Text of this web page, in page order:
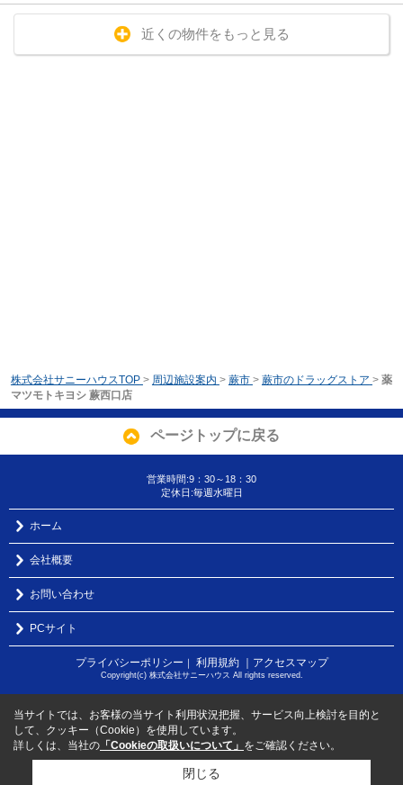
近くの物件をもっと見る
株式会社サニーハウスTOP > 周辺施設案内 > 蕨市 > 蕨市のドラッグストア > 薬
マツモトキヨシ 蕨西口店
ページトップに戻る
営業時間:9：30～18：30
定休日:毎週水曜日
ホーム
会社概要
お問い合わせ
PCサイト
プライバシーポリシー ｜ 利用規約 ｜アクセスマップ
Copyright(c) 株式会社サニーハウス All rights reserved.
当サイトでは、お客様の当サイト利用状況把握、サービス向上検討を目的と
して、クッキー（Cookie）を使用しています。
詳しくは、当社の 「Cookieの取扱いについて」 をご確認ください。
閉じる